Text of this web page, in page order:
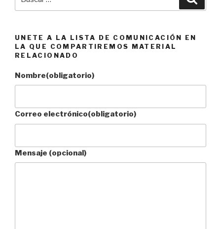
por:
UNETE A LA LISTA DE COMUNICACIÓN EN
LA QUE COMPARTIREMOS MATERIAL
RELACIONADO
Nombre(obligatorio)
Correo electrónico(obligatorio)
Mensaje (opcional)